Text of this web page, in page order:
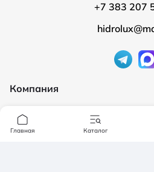
Компания
Бренды
Ванны
+7 383 207
Главная Каталог